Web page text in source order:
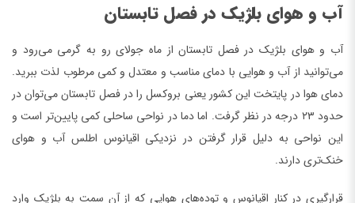
آب و هوای بلژیک در فصل تابستان
آب و هوای بلژیک در فصل تابستان از ماه جولای رو به گرمی می‌رود و
می‌توانید از آب و هوایی با دمای مناسب و معتدل و کمی مرطوب لذت ببرید.
دمای هوا در پایتخت این کشور یعنی بروکسل را در فصل تابستان می‌توان در
حدود ۲۳ درجه در نظر گرفت. اما دما در نواحی ساحلی کمی پایین‌تر است و
این نواحی به دلیل قرار گرفتن در نزدیکی اقیانوس اطلس آب و هوای
خنک‌تری دارند.
قرارگیری در کنار اقیانوس و توده‌های هوایی که از آن سمت به بلژیک وارد